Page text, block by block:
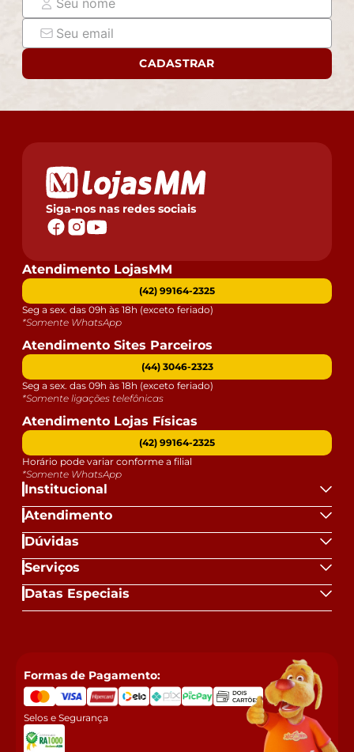
CADASTRAR
Siga-nos nas redes sociais
Institucional
Atendimento
Dúvidas
Serviços
Datas Especiais
Atendimento LojasMM
(42) 99164-2325
Seg a sex. das 09h às 18h (exceto feriado)
*Somente WhatsApp
Atendimento Sites Parceiros
(44) 3046-2323
Seg a sex. das 09h às 18h (exceto feriado)
*Somente ligações telefônicas
Atendimento Lojas Físicas
(42) 99164-2325
Horário pode variar conforme a filial
*Somente WhatsApp
Formas de Pagamento:
Selos e Segurança